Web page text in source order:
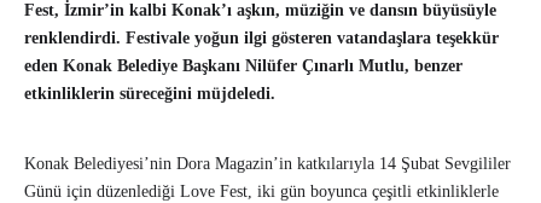
Fest, İzmir’in kalbi Konak’ı aşkın, müziğin ve dansın büyüsüyle
renklendirdi. Festivale yoğun ilgi gösteren vatandaşlara teşekkür
eden Konak Belediye Başkanı Nilüfer Çınarlı Mutlu, benzer
etkinliklerin süreceğini müjdeledi.
Konak Belediyesi’nin Dora Magazin’in katkılarıyla 14 Şubat Sevgililer
Günü için düzenlediği Love Fest, iki gün boyunca çeşitli etkinliklerle